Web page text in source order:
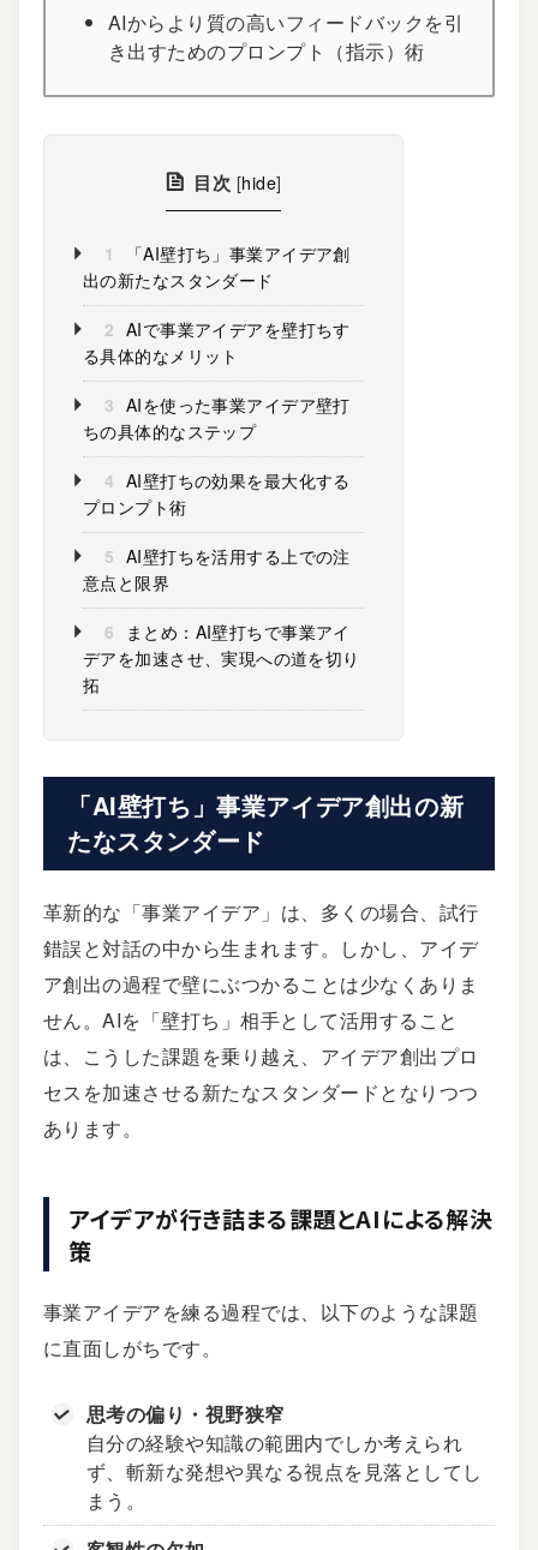
AIからより質の高いフィードバックを引
き出すためのプロンプト（指示）術
目次 [hide]
1
「AI壁打ち」事業アイデア創
出の新たなスタンダード
2 AIで事業アイデアを壁打ちす
る具体的なメリット
3 AIを使った事業アイデア壁打
ちの具体的なステップ
4 AI壁打ちの効果を最大化する
プロンプト術
5 AI壁打ちを活用する上での注
意点と限界
6
まとめ：AI壁打ちで事業アイ
デアを加速させ、実現への道を切り
拓
「AI壁打ち」事業アイデア創出の新
たなスタンダード
革新的な「事業アイデア」は、多くの場合、試行
錯誤と対話の中から生まれます。しかし、アイデ
ア創出の過程で壁にぶつかることは少なくありま
せん。AIを「壁打ち」相手として活用すること
は、こうした課題を乗り越え、アイデア創出プロ
セスを加速させる新たなスタンダードとなりつつ
あります。
アイデアが行き詰まる課題とAIによる解決
策
事業アイデアを練る過程では、以下のような課題
に直面しがちです。
思考の偏り・視野狭窄
自分の経験や知識の範囲内でしか考えられ
ず、斬新な発想や異なる視点を見落としてし
まう。